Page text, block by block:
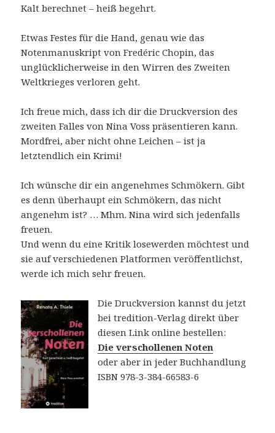
Kalt berechnet – heiß begehrt.
Etwas Festes für die Hand, genau wie das
Notenmanuskript von Fredéric Chopin, das
unglücklicherweise in den Wirren des Zweiten
Weltkrieges verloren geht.
Ich freue mich, dass ich dir die Druckversion des
zweiten Falles von Nina Voss präsentieren kann.
Mordfrei, aber nicht ohne Leichen – ist ja
letztendlich ein Krimi!
Ich wünsche dir ein angenehmes Schmökern. Gibt
es denn überhaupt ein Schmökern, das nicht
angenehm ist? … Mhm. Nina wird sich jedenfalls
freuen.
Und wenn du eine Kritik losewerden möchtest und
sie auf verschiedenen Platformen veröffentlichst,
werde ich mich sehr freuen.
Die Druckversion kannst du jetzt
bei tredition-Verlag direkt über
diesen Link online bestellen:
Die verschollenen Noten
oder aber in jeder Buchhandlung
ISBN 978-3-384-66583-6